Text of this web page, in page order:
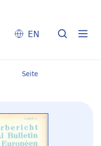
EN
Seite